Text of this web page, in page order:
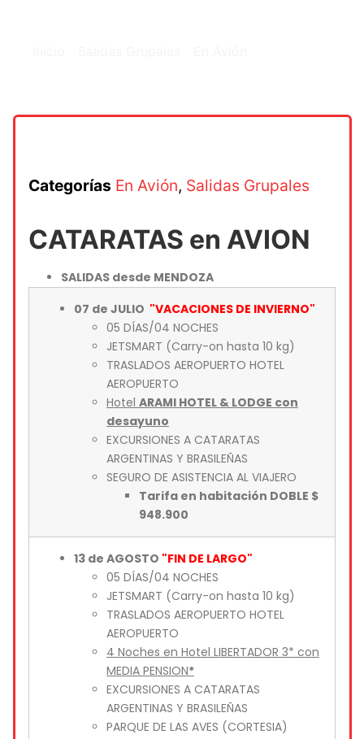
Categorías En Avión, Salidas Grupales
CATARATAS en AVION
SALIDAS desde MENDOZA
07 de JULIO "VACACIONES DE INVIERNO"
05 DÍAS/04 NOCHES
JETSMART (Carry-on hasta 10 kg)
TRASLADOS AEROPUERTO HOTEL
AEROPUERTO
Hotel ARAMI HOTEL & LODGE con
desayuno
EXCURSIONES A CATARATAS
ARGENTINAS Y BRASILEÑAS
SEGURO DE ASISTENCIA AL VIAJERO
Tarifa en habitación DOBLE $
948.900
13 de AGOSTO "FIN DE LARGO"
05 DÍAS/04 NOCHES
JETSMART (Carry-on hasta 10 kg)
TRASLADOS AEROPUERTO HOTEL
AEROPUERTO
4 Noches en Hotel LIBERTADOR 3* con
MEDIA PENSION*
EXCURSIONES A CATARATAS
ARGENTINAS Y BRASILEÑAS
PARQUE DE LAS AVES (CORTESIA)